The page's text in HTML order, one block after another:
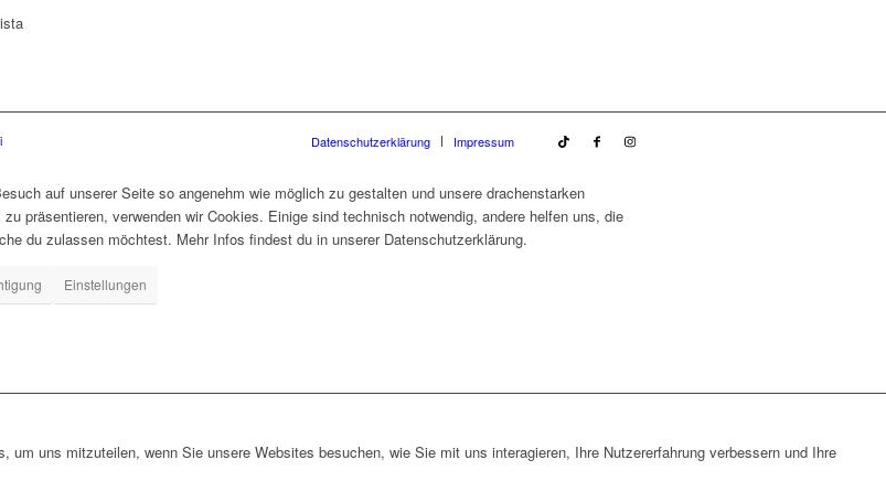
Datenschutzerklärung Impressum
auf unserer Seite so angenehm wie möglich zu gestalten und unsere drachenstarken
präsentieren, verwenden wir Cookies. Einige sind technisch notwendig, andere helfen uns, die
du zulassen möchtest. Mehr Infos findest du in unserer Datenschutzerklärung.
Einstellungen
uns mitzuteilen, wenn Sie unsere Websites besuchen, wie Sie mit uns interagieren, Ihre Nutzererfahrung verbessern und Ihre